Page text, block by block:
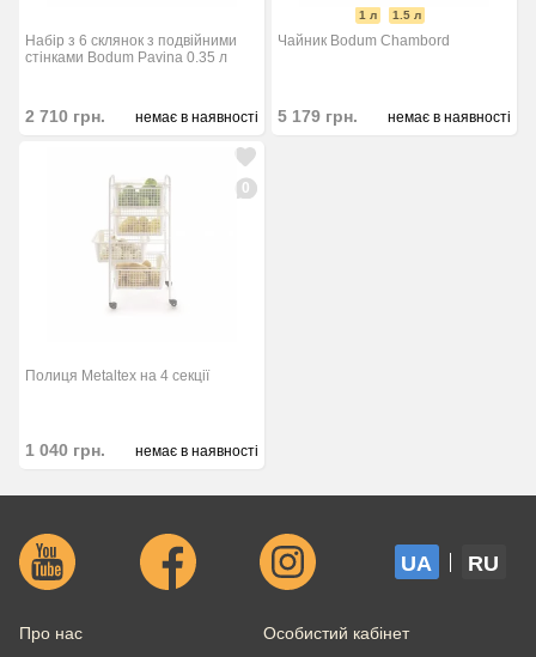
Набір з 6 склянок з подвійними
стінками Bodum Pavina 0.35 л
2 710 грн. немає в наявності
1 л 1.5 л
Чайник Bodum Chambord
5 179 грн. немає в наявності
0
Полиця Metaltex на 4 секції
1 040 грн. немає в наявності
UA RU
Про нас Особистий кабінет